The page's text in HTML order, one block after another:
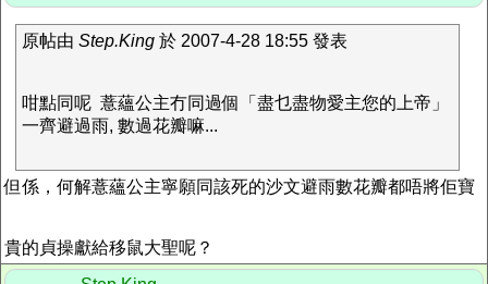
原帖由 Step.King 於 2007-4-28 18:55 發表
咁點同呢 薏蘊公主冇同過個「盡乜盡物愛主您的上帝」
一齊避過雨, 數過花瓣嘛...
但係，何解薏蘊公主寧願同該死的沙文避雨數花瓣都唔將佢寶
貴的貞操獻給移鼠大聖呢？